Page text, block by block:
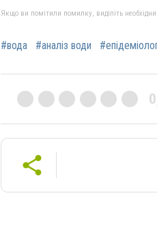
Якщо ви помітили помилку, виділіть
#вода #аналіз води